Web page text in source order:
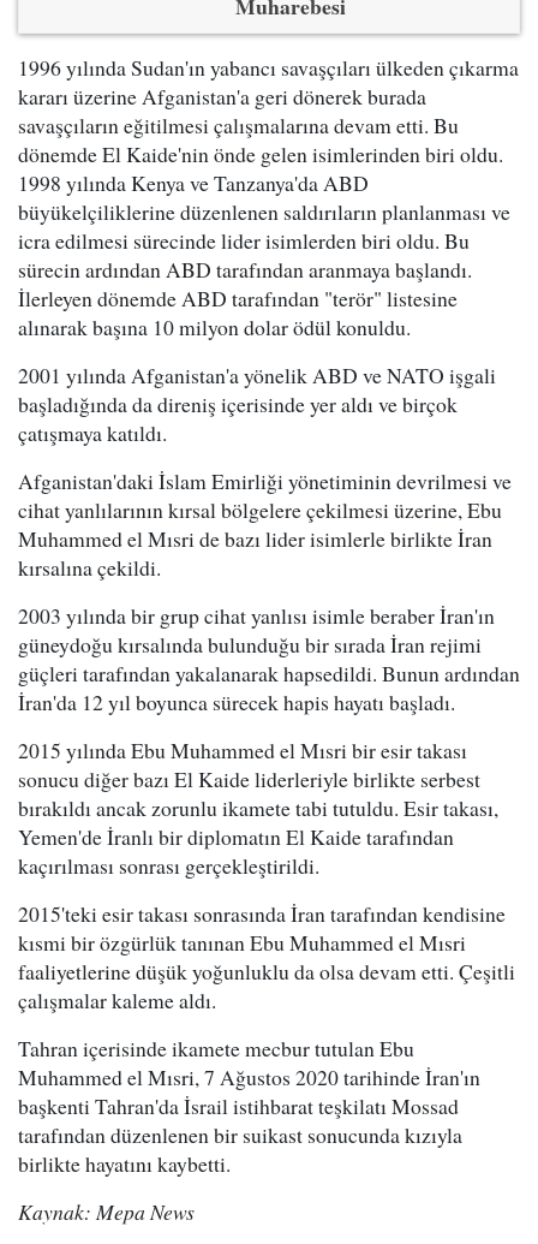
1996 yılında Sudan'ın yabancı savaşçıları ülkeden çıkarma
kararı üzerine Afganistan'a geri dönerek burada
savaşçıların eğitilmesi çalışmalarına devam etti. Bu
dönemde El Kaide'nin önde gelen isimlerinden biri oldu.
1998 yılında Kenya ve Tanzanya'da ABD
büyükelçiliklerine düzenlenen saldırıların planlanması ve
icra edilmesi sürecinde lider isimlerden biri oldu. Bu
sürecin ardından ABD tarafından aranmaya başlandı.
İlerleyen dönemde ABD tarafından "terör" listesine
alınarak başına 10 milyon dolar ödül konuldu.
2001 yılında Afganistan'a yönelik ABD ve NATO işgali
başladığında da direniş içerisinde yer aldı ve birçok
çatışmaya katıldı.
Afganistan'daki İslam Emirliği yönetiminin devrilmesi ve
cihat yanlılarının kırsal bölgelere çekilmesi üzerine, Ebu
Muhammed el Mısri de bazı lider isimlerle birlikte İran
kırsalına çekildi.
2003 yılında bir grup cihat yanlısı isimle beraber İran'ın
güneydoğu kırsalında bulunduğu bir sırada İran rejimi
güçleri tarafından yakalanarak hapsedildi. Bunun ardından
İran'da 12 yıl boyunca sürecek hapis hayatı başladı.
2015 yılında Ebu Muhammed el Mısri bir esir takası
sonucu diğer bazı El Kaide liderleriyle birlikte serbest
bırakıldı ancak zorunlu ikamete tabi tutuldu. Esir takası,
Yemen'de İranlı bir diplomatın El Kaide tarafından
kaçırılması sonrası gerçekleştirildi.
2015'teki esir takası sonrasında İran tarafından kendisine
kısmi bir özgürlük tanınan Ebu Muhammed el Mısri
faaliyetlerine düşük yoğunluklu da olsa devam etti. Çeşitli
çalışmalar kaleme aldı.
Tahran içerisinde ikamete mecbur tutulan Ebu
Muhammed el Mısri, 7 Ağustos 2020 tarihinde İran'ın
başkenti Tahran'da İsrail istihbarat teşkilatı Mossad
tarafından düzenlenen bir suikast sonucunda kızıyla
birlikte hayatını kaybetti.
Kaynak: Mepa News